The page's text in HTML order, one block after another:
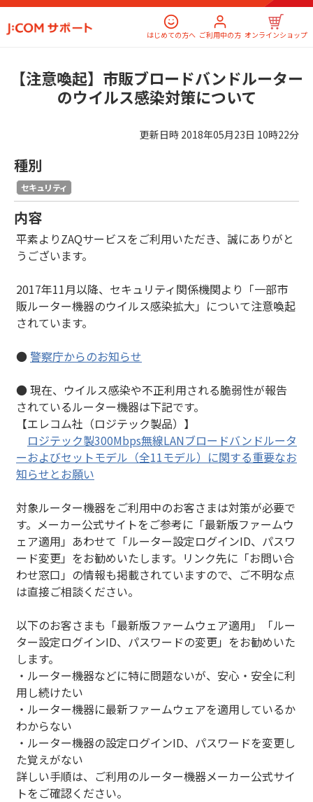
はじめての方へ ご利用中の方 オンラインショップ
【注意喚起】市販ブロードバンドルーター
のウイルス感染対策について
更新日時 2018年05月23日 10時22分
種別
セキュリティ
内容
平素よりZAQサービスをご利用いただき、誠にありがと
うございます。
2017年11月以降、セキュリティ関係機関より「一部市
販ルーター機器のウイルス感染拡大」について注意喚起
されています。
● 警察庁からのお知らせ
● 現在、ウイルス感染や不正利用される脆弱性が報告
されているルーター機器は下記です。
【エレコム社（ロジテック製品）】
ロジテック製300Mbps無線LANブロードバンドルータ
ーおよびセットモデル（全11モデル）に関する重要なお
知らせとお願い
対象ルーター機器をご利用中のお客さまは対策が必要で
す。メーカー公式サイトをご参考に「最新版ファームウ
ェア適用」あわせて「ルーター設定ログインID、パスワ
ード変更」をお勧めいたします。リンク先に「お問い合
わせ窓口」の情報も掲載されていますので、ご不明な点
は直接ご相談ください。
以下のお客さまも「最新版ファームウェア適用」「ルー
ター設定ログインID、パスワードの変更」をお勧めいた
します。
・ルーター機器などに特に問題ないが、安心・安全に利
用し続けたい
・ルーター機器に最新ファームウェアを適用しているか
わからない
・ルーター機器の設定ログインID、パスワードを変更し
た覚えがない
詳しい手順は、ご利用のルーター機器メーカー公式サイ
トをご確認ください。